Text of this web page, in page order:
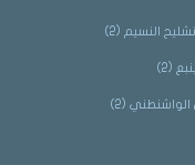
تشليح النسيم (2)
(2)
الواشنطني(2)